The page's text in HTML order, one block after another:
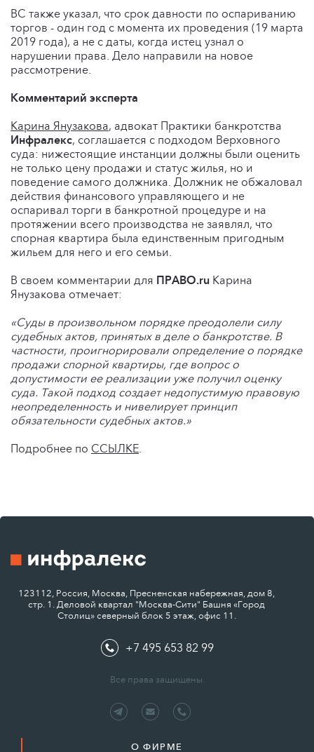
ВС также указал, что срок давности по оспариванию
торгов - один год с момента их проведения (19 марта
2019 года), а не с даты, когда истец узнал о
нарушении права. Дело направили на новое
рассмотрение.
Комментарий эксперта
Карина Янузакова, адвокат Практики банкротства
Инфралекс, соглашается с подходом Верховного
суда: нижестоящие инстанции должны были оценить
не только цену продажи и статус жилья, но и
поведение самого должника. Должник не обжаловал
действия финансового управляющего и не
оспаривал торги в банкротной процедуре и на
протяжении всего производства не заявлял, что
спорная квартира была единственным пригодным
жильем для него и его семьи.
В своем комментарии для ПРАВО.ru Карина
Янузакова отмечает:
«Суды в произвольном порядке преодолели силу
судебных актов, принятых в деле о банкротстве. В
частности, проигнорировали определение о порядке
продажи спорной квартиры, где вопрос о
допустимости ее реализации уже получил оценку
суда. Такой подход создает недопустимую правовую
неопределенность и нивелирует принцип
обязательности судебных актов.»
Подробнее по ССЫЛКЕ.
123112, Россия, Москва, Пресненская набережная, дом 8,
стр. 1. Деловой квартал "Москва-Сити" Башня «Город
Столиц» северный блок 5 этаж, офис 11.
+7 495 653 82 99
Все права защищены.
О ФИРМЕ